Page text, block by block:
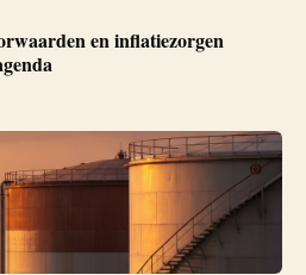
en inflatiezorgen